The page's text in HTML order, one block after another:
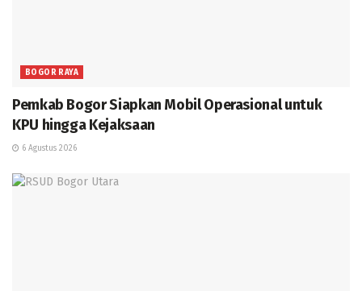
BOGOR RAYA
Pemkab Bogor Siapkan Mobil Operasional untuk
KPU hingga Kejaksaan
6 Agustus 2026